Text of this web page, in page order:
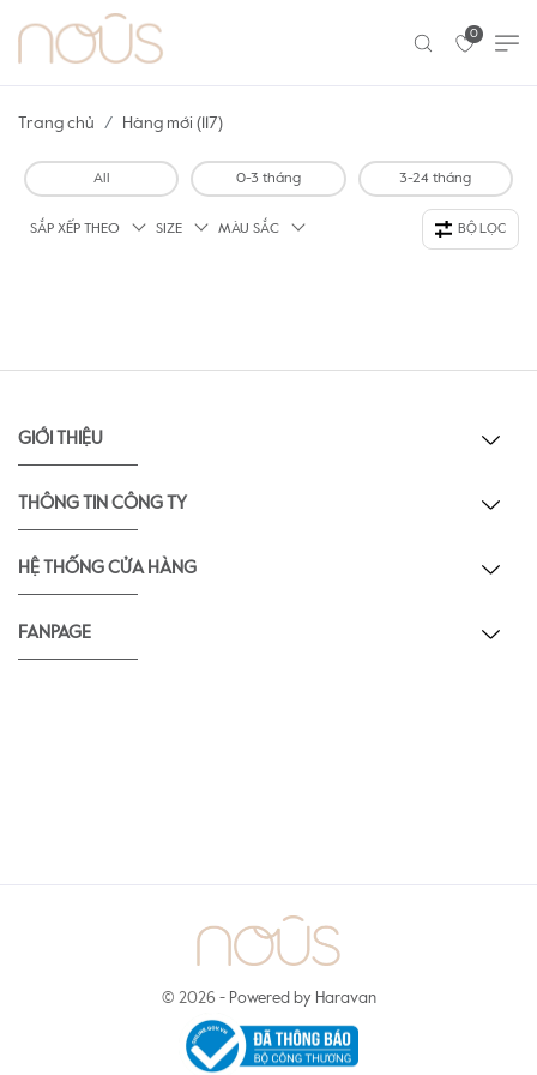
0
Trang chủ Hàng mới (117)
All 0-3 tháng 3-24 tháng
SẮP XẾP THEO SIZE MÀU SẮC BỘ LỌC
GIỚI THIỆU
THÔNG TIN CÔNG TY
HỆ THỐNG CỬA HÀNG
FANPAGE
© 2026 - Powered by Haravan